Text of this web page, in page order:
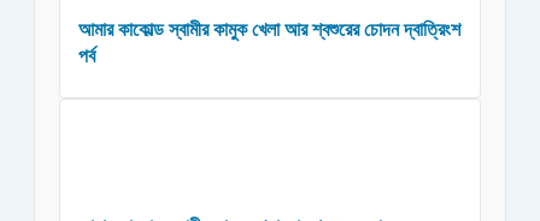
আমার কাকোল্ড স্বামীর কামুক খেলা আর শ্বশুরের চোদন দ্বাত্রিংশ
পর্ব